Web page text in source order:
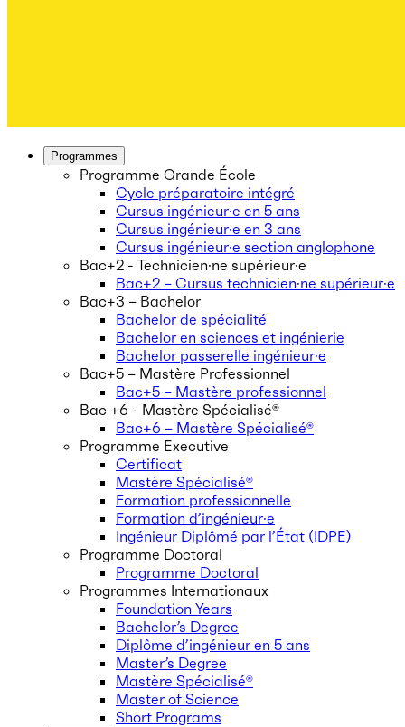
Programmes
Programme Grande École
Cycle préparatoire intégré
Cursus ingénieur·e en 5 ans
Cursus ingénieur·e en 3 ans
Cursus ingénieur·e section anglophone
Bac+2 - Technicien·ne supérieur·e
Bac+2 – Cursus technicien·ne supérieur·e
Bac+3 – Bachelor
Bachelor de spécialité
Bachelor en sciences et ingénierie
Bachelor passerelle ingénieur·e
Bac+5 – Mastère Professionnel
Bac+5 – Mastère professionnel
Bac +6 - Mastère Spécialisé®
Bac+6 – Mastère Spécialisé®
Programme Executive
Certificat
Mastère Spécialisé®
Formation professionnelle
Formation d’ingénieur·e
Ingénieur Diplômé par l’État (IDPE)
Programme Doctoral
Programme Doctoral
Programmes Internationaux
Foundation Years
Bachelor’s Degree
Diplôme d’ingénieur en 5 ans
Master’s Degree
Mastère Spécialisé®
Master of Science
Short Programs